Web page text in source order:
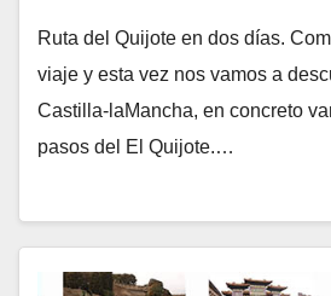
Ruta del Quijote en dos días.
viaje y esta vez nos vamos a
Castilla-laMancha, en concreto
pasos del El Quijote.…